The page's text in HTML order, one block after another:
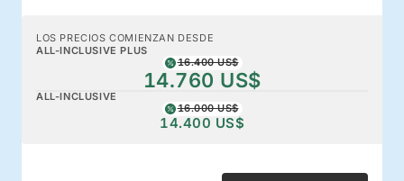
LOS PRECIOS COMIENZAN DESDE
ALL-INCLUSIVE PLUS
16.400 US$
14.760 US$
ALL-INCLUSIVE
16.000 US$
14.400 US$